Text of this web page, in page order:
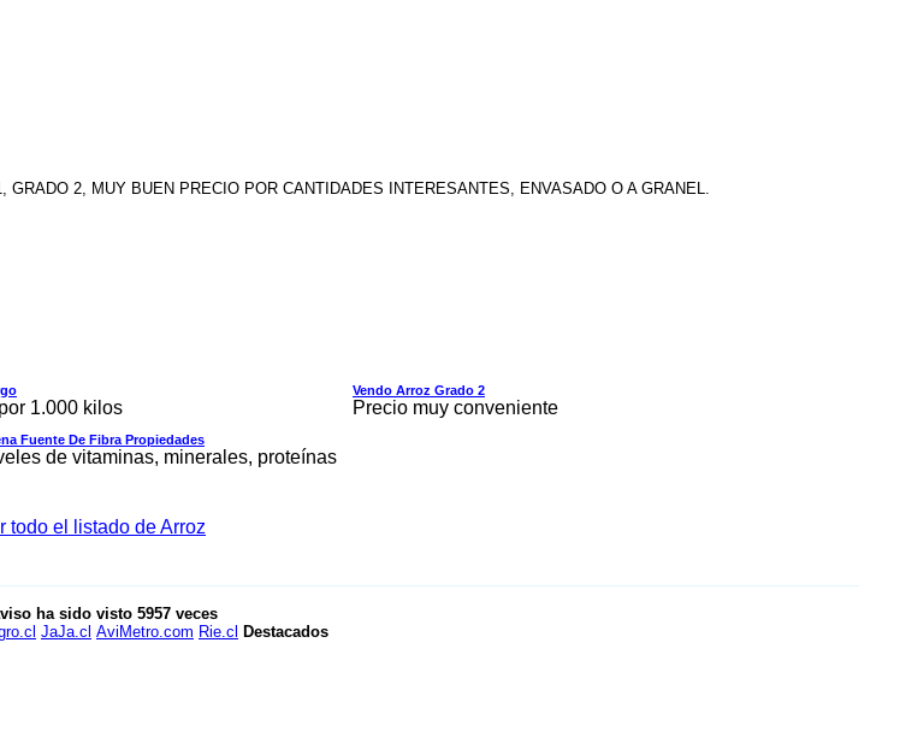
2, MUY BUEN PRECIO POR CANTIDADES INTERESANTES, ENVASADO O A GRANEL.
1.000 kilos
Vendo Arroz Grado 2
Precio muy conveniente
Fuente De Fibra Propiedades
de vitaminas, minerales, proteínas
todo el listado de Arroz
ha sido visto 5957veces
JaJa.cl AviMetro.com Rie.cl Destacados